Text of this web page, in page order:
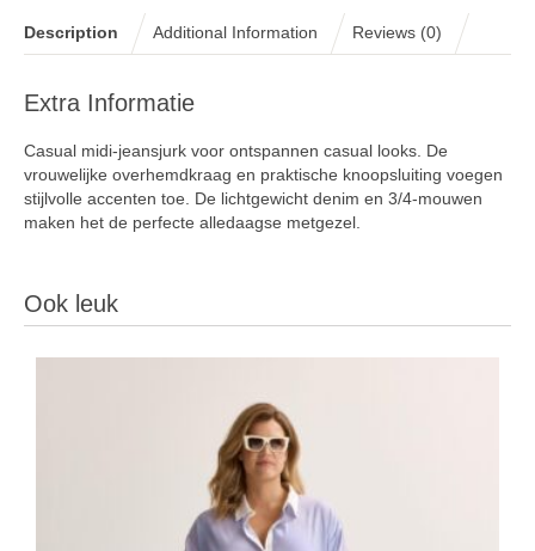
Description Additional Information Reviews (0)
Extra Informatie
Casual midi-jeansjurk voor ontspannen casual looks. De
vrouwelijke overhemdkraag en praktische knoopsluiting voegen
stijlvolle accenten toe. De lichtgewicht denim en 3/4-mouwen
maken het de perfecte alledaagse metgezel.
Ook leuk